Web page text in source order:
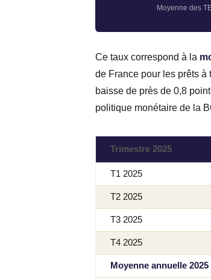
Moyenne des
Ce taux correspond à la
de France pour les prêts
baisse de près de 0,8
politique monétaire de la
Trimestre 2025
T1 2025
T2 2025
T3 2025
T4 2025
Moyenne annuelle 2025